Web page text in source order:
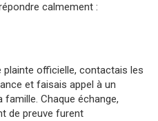
calmement :
plainte officielle, contactais les
et faisais appel à un
Chaque échange,
de preuve furent